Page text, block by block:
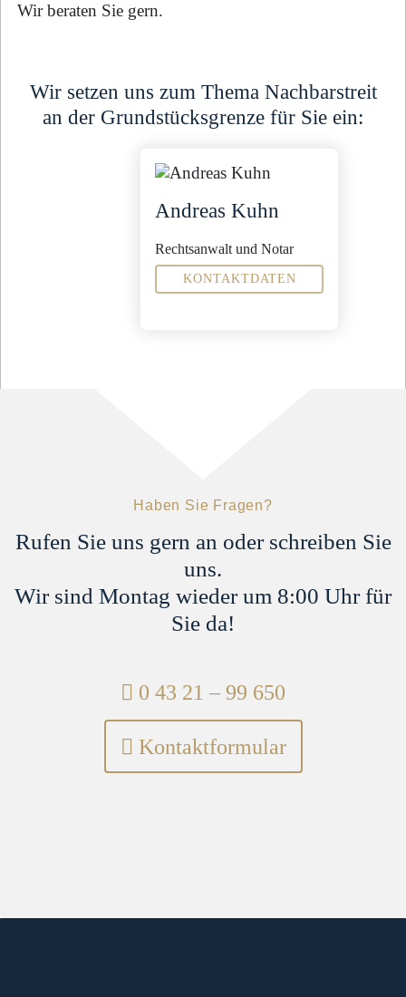
Wir beraten Sie gern.
Wir setzen uns zum Thema Nachbarstreit
an der Grundstücksgrenze für Sie ein:
Andreas Kuhn
Rechtsanwalt und Notar
KONTAKTDATEN
Haben Sie Fragen?
Rufen Sie uns gern an oder schreiben Sie
uns.
Wir sind Montag wieder um 8:00 Uhr für
Sie da!
Telefon:
0 43 21 – 99 650
Kontaktformular